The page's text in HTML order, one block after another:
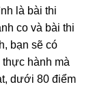
là bài thi
co và bài thi
bạn sẽ có
thực hành mà
dưới 80 điểm